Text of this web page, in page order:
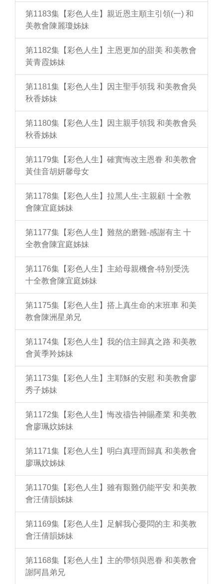
第1183集【彩色人生】親近恩主順主引領(一) 和
美教會陳麗瓊姊妹
第1182集【彩色人生】主恩更加的甜美 和美教會
黃青霞姊妹
第1181集【彩色人生】因主聖手領我 和美教會吳
秋香姊妹
第1180集【彩色人生】因主親手領我 和美教會吳
秋香姊妹
第1179集【彩色人生】確實悔改主恩眷 和美教會
黃佳音胡妍馨母女
第1178集【彩色人生】拉黑人生-主親顧 十全教
會陳宜庭姊妹
第1177集【彩色人生】難熬的磨難-感謝有主 十
全教會陳宜庭姊妹
第1176集【彩色人生】主給母親機會-特別受洗
十全教會陳宜庭姊妹
第1175集【彩色人生】搭上真生命的末班車 和美
教會陳洲星弟兄
第1174集【彩色人生】我的信主歸真之路 和美教
會黃季羚姊妹
第1173集【彩色人生】主耶穌的安慰 和美教會廖
秀子姊妹
第1172集【彩色人生】悔改禱告神賜產業 和美教
會廖珮妏姊妹
第1171集【彩色人生】明白真理而歸真 和美教會
廖珮妏姊妹
第1170集【彩色人生】雖有艱難仍能平安 和美教
會汪倩韻姊妹
第1169集【彩色人生】足解我心憂悶的主 和美教
會汪倩韻姊妹
第1168集【彩色人生】主的帶領與恩眷 和美教會
謝阿昌弟兄